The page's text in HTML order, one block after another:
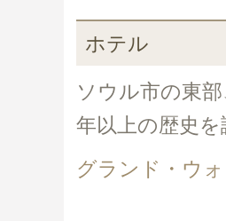
ホテル
ソウル市の東
年以上の歴史
グランド・ウ